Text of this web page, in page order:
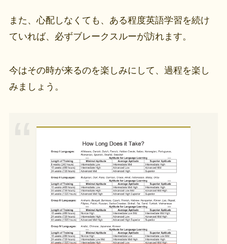
また、心配しなくても、ある程度英語学習を続け
ていれば、必ずブレークスルーが訪れます。
今はその時が来るのを楽しみにして、過程を楽し
みましょう。